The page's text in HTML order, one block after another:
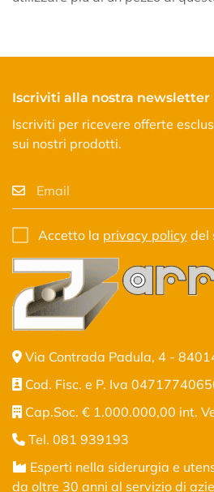
Via Contrada Padula, 4 -
Cod. Fisc. e P. Iva
Cap.Soc. € 1.000.000,00 int.
Tel. 081 939193
Esperti nella siderurgia e
da oltre 30 anni al servizio di
Iscriviti alla nostra newsletter
Iscriviti per ricevere offerte
sui nostri prodotti.
Accetto la privacy policy del